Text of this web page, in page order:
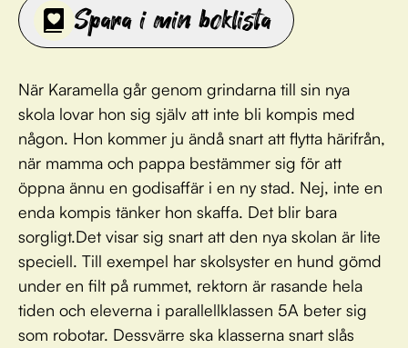
Spara i min boklista
När Karamella går genom grindarna till sin nya
skola lovar hon sig själv att inte bli kompis med
någon. Hon kommer ju ändå snart att flytta härifrån,
när mamma och pappa bestämmer sig för att
öppna ännu en godisaffär i en ny stad. Nej, inte en
enda kompis tänker hon skaffa. Det blir bara
sorgligt.Det visar sig snart att den nya skolan är lite
speciell. Till exempel har skolsyster en hund gömd
under en filt på rummet, rektorn är rasande hela
tiden och eleverna i parallellklassen 5A beter sig
som robotar. Dessvärre ska klasserna snart slås